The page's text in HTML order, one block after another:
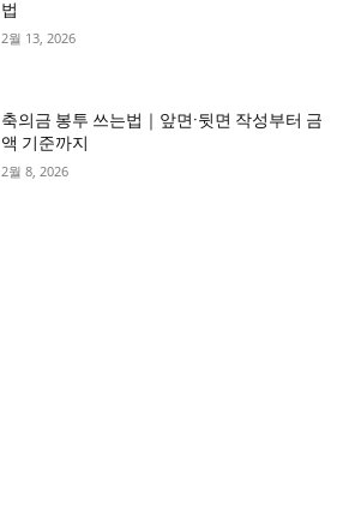
법
2월 13, 2026
축의금 봉투 쓰는법｜앞면·뒷면 작성부터 금
액 기준까지
2월 8, 2026